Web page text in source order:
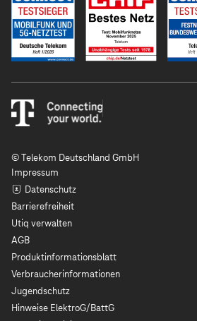
© Telekom Deutschland GmbH
Impressum
Datenschutz
Barrierefreiheit
Utiq verwalten
AGB
Produktinformationsblatt
Verbraucherinformationen
Jugendschutz
Hinweise ElektroG/BattG